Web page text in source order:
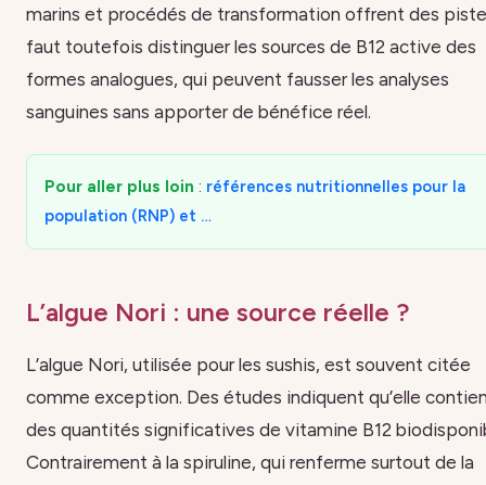
marins et procédés de transformation offrent des
faut toutefois distinguer les sources de B12 active des
formes analogues, qui peuvent fausser les analyses
sanguines sans apporter de bénéfice réel.
Pour aller plus loin : références nutritionnelles pour la
population (RNP) et …
L’algue Nori : une source réelle ?
L’algue Nori, utilisée pour les sushis, est souvent citée
comme exception. Des études indiquent qu’elle
des quantités significatives de vitamine B12
Contrairement à la spiruline, qui renferme surtout de la